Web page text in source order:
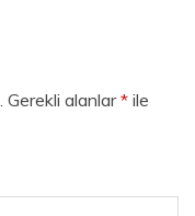
Gerekli alanlar* ile